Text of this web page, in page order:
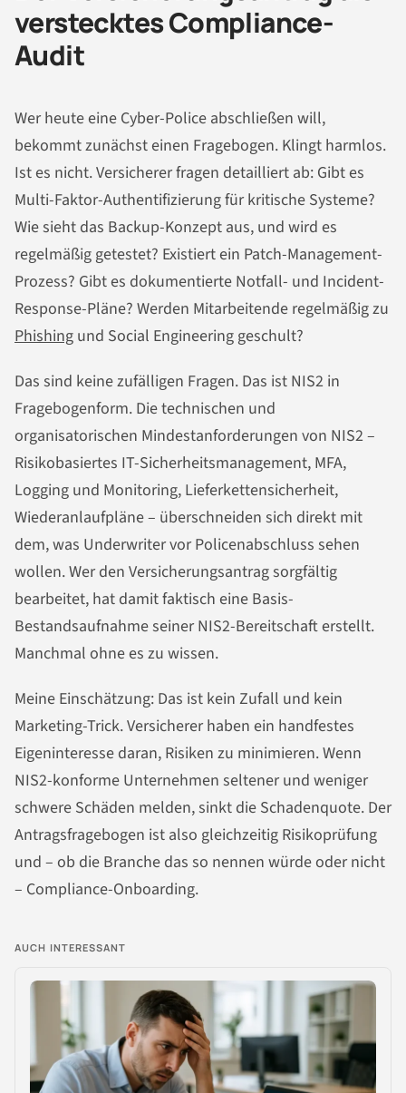
verstecktes Compliance-
Audit
Wer heute eine Cyber-Police abschließen will,
bekommt zunächst einen Fragebogen. Klingt harmlos.
Ist es nicht. Versicherer fragen detailliert ab: Gibt es
Multi-Faktor-Authentifizierung für kritische Systeme?
Wie sieht das Backup-Konzept aus, und wird es
regelmäßig getestet? Existiert ein Patch-Management-
Prozess? Gibt es dokumentierte Notfall- und Incident-
Response-Pläne? Werden Mitarbeitende regelmäßig zu
Phishing und Social Engineering geschult?
Das sind keine zufälligen Fragen. Das ist NIS2 in
Fragebogenform. Die technischen und
organisatorischen Mindestanforderungen von NIS2 –
Risikobasiertes IT-Sicherheitsmanagement, MFA,
Logging und Monitoring, Lieferkettensicherheit,
Wiederanlaufpläne – überschneiden sich direkt mit
dem, was Underwriter vor Policenabschluss sehen
wollen. Wer den Versicherungsantrag sorgfältig
bearbeitet, hat damit faktisch eine Basis-
Bestandsaufnahme seiner NIS2-Bereitschaft erstellt.
Manchmal ohne es zu wissen.
Meine Einschätzung: Das ist kein Zufall und kein
Marketing-Trick. Versicherer haben ein handfestes
Eigeninteresse daran, Risiken zu minimieren. Wenn
NIS2-konforme Unternehmen seltener und weniger
schwere Schäden melden, sinkt die Schadenquote. Der
Antragsfragebogen ist also gleichzeitig Risikoprüfung
und – ob die Branche das so nennen würde oder nicht
– Compliance-Onboarding.
AUCH INTERESSANT